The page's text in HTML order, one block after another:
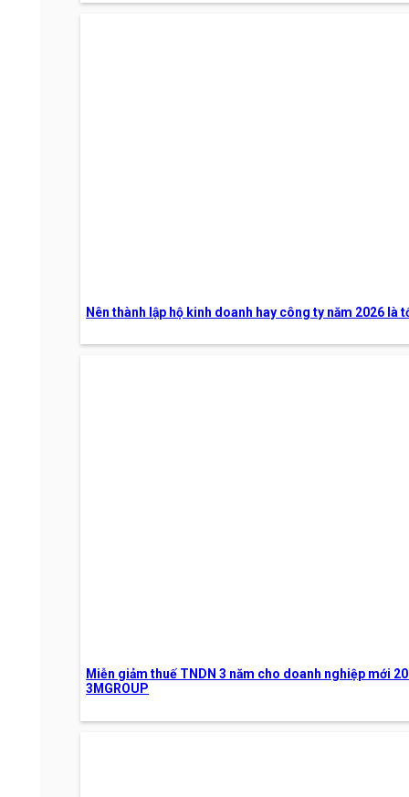
Nên thành lập hộ kinh doanh hay công ty năm 2026 là
Miễn giảm thuế TNDN 3 năm cho doanh nghiệp mới
3MGROUP